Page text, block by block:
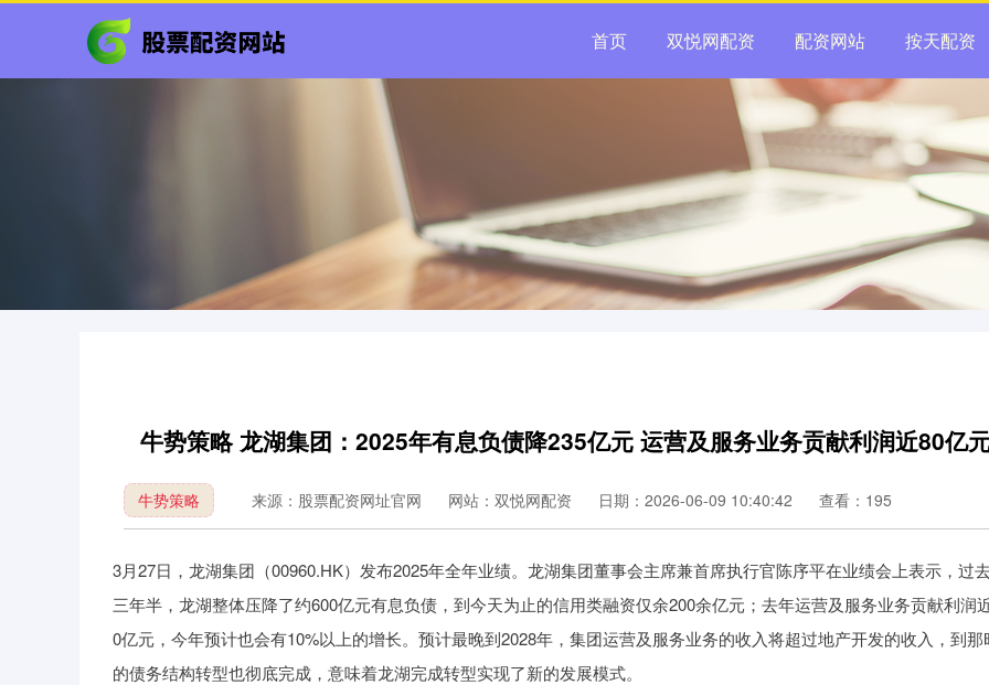
首页 双悦网配资 配资网站 按天配资
牛势策略 龙湖集团：2025年有息负债降235亿元 运营及服务业务贡献利润近80亿
牛势策略 来源：股票配资网址官网 网站：双悦网配资 日期：2026-06-09 10:40:42 查看：195
3月27日，龙湖集团（00960.HK）发布2025年全年业绩。龙湖集团董事会主席兼首席执行官陈序平在业绩会上表示，过
三年半，龙湖整体压降了约600亿元有息负债，到今天为止的信用类融资仅余200余亿元；去年运营及服务业务贡献利润
0亿元，今年预计也会有10%以上的增长。预计最晚到2028年，集团运营及服务业务的收入将超过地产开发的收入，到那
的债务结构转型也彻底完成，意味着龙湖完成转型实现了新的发展模式。